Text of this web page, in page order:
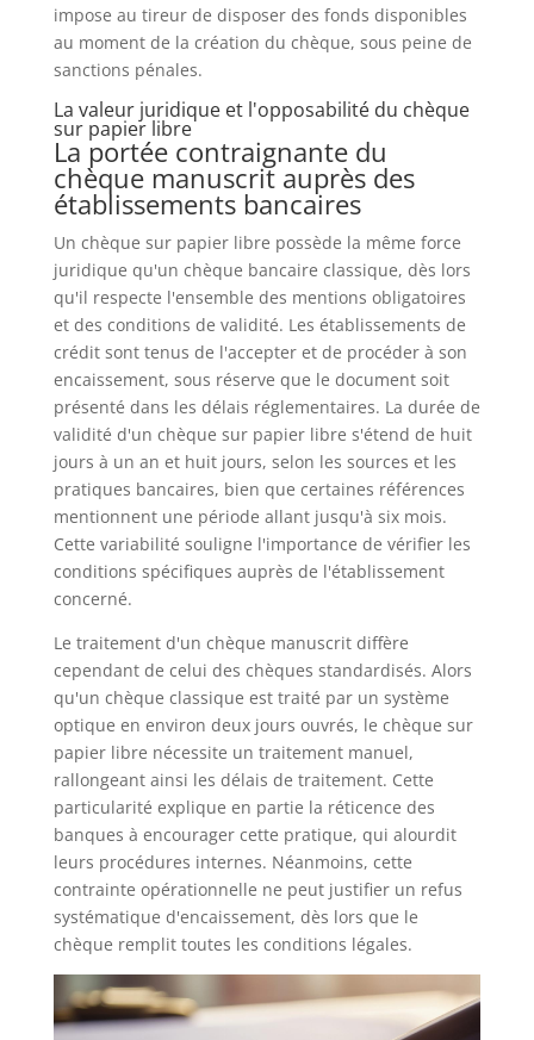
impose au tireur de disposer des fonds disponibles
au moment de la création du chèque, sous peine de
sanctions pénales.
La valeur juridique et l'opposabilité du chèque
sur papier libre
La portée contraignante du
chèque manuscrit auprès des
établissements bancaires
Un chèque sur papier libre possède la même force
juridique qu'un chèque bancaire classique, dès lors
qu'il respecte l'ensemble des mentions obligatoires
et des conditions de validité. Les établissements de
crédit sont tenus de l'accepter et de procéder à son
encaissement, sous réserve que le document soit
présenté dans les délais réglementaires. La durée de
validité d'un chèque sur papier libre s'étend de huit
jours à un an et huit jours, selon les sources et les
pratiques bancaires, bien que certaines références
mentionnent une période allant jusqu'à six mois.
Cette variabilité souligne l'importance de vérifier les
conditions spécifiques auprès de l'établissement
concerné.
Le traitement d'un chèque manuscrit diffère
cependant de celui des chèques standardisés. Alors
qu'un chèque classique est traité par un système
optique en environ deux jours ouvrés, le chèque sur
papier libre nécessite un traitement manuel,
rallongeant ainsi les délais de traitement. Cette
particularité explique en partie la réticence des
banques à encourager cette pratique, qui alourdit
leurs procédures internes. Néanmoins, cette
contrainte opérationnelle ne peut justifier un refus
systématique d'encaissement, dès lors que le
chèque remplit toutes les conditions légales.